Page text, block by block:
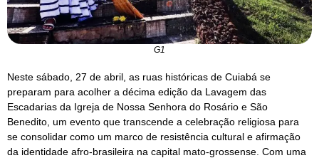
G1
Neste sábado, 27 de abril, as ruas históricas de Cuiabá se
preparam para acolher a décima edição da Lavagem das
Escadarias da Igreja de Nossa Senhora do Rosário e São
Benedito, um evento que transcende a celebração religiosa para
se consolidar como um marco de resistência cultural e afirmação
da identidade afro-brasileira na capital mato-grossense. Com uma